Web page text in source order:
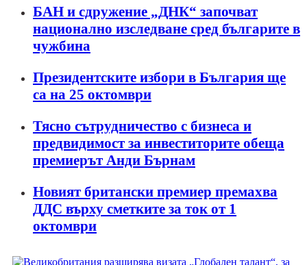
БАН и сдружение „ДНК“ започват
национално изследване сред българите в
чужбина
Президентските избори в България ще
са на 25 октомври
Тясно сътрудничество с бизнеса и
предвидимост за инвеститорите обеща
премиерът Анди Бърнам
Новият британски премиер премахва
ДДС върху сметките за ток от 1
октомври